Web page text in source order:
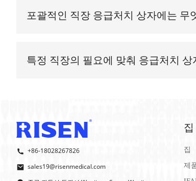
일회용 장갑:혈액이나 체액으로부터 보호합니
즉시 냉찜질 : 붓기나 마비된 통증을 줄이는 데
CPR 페이스 실드: 자신을 보호하면서 CPR을
비상 담요 : 쇼크 발생 시 또는 응급 구조를 기다
표준 구급 상자외에도 만성 질환 치료제, 항히
급 상자를 맞춤화하는 것이 좋습니다. . 키트
포괄적인 직장 응급처치 상자에는 무
특정 직장의 필요에 맞춰 응급처치
+86-18028267826
sales19@risenmedical.com
집
집
제